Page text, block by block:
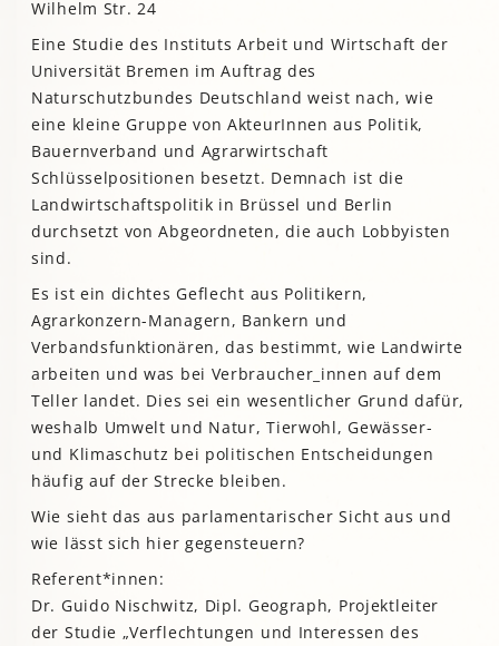
Wilhelm Str. 24
Eine Studie des Instituts Arbeit und Wirtschaft der
Universität Bremen im Auftrag des
Naturschutzbundes Deutschland weist nach, wie
eine kleine Gruppe von AkteurInnen aus Politik,
Bauernverband und Agrarwirtschaft
Schlüsselpositionen besetzt. Demnach ist die
Landwirtschaftspolitik in Brüssel und Berlin
durchsetzt von Abgeordneten, die auch Lobbyisten
sind.
Es ist ein dichtes Geflecht aus Politikern,
Agrarkonzern-Managern, Bankern und
Verbandsfunktionären, das bestimmt, wie Landwirte
arbeiten und was bei Verbraucher_innen auf dem
Teller landet. Dies sei ein wesentlicher Grund dafür,
weshalb Umwelt und Natur, Tierwohl, Gewässer-
und Klimaschutz bei politischen Entscheidungen
häufig auf der Strecke bleiben.
Wie sieht das aus parlamentarischer Sicht aus und
wie lässt sich hier gegensteuern?
Referent*innen:
Dr. Guido Nischwitz, Dipl. Geograph, Projektleiter
der Studie „Verflechtungen und Interessen des